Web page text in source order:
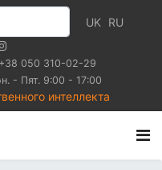
UK RU
+38 050 310-02-29
- Пят. 9:00 - 17:00
интеллекта